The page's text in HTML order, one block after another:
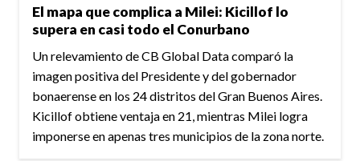
El mapa que complica a Milei: Kicillof lo
supera en casi todo el Conurbano
Un relevamiento de CB Global Data comparó la
imagen positiva del Presidente y del gobernador
bonaerense en los 24 distritos del Gran Buenos Aires.
Kicillof obtiene ventaja en 21, mientras Milei logra
imponerse en apenas tres municipios de la zona norte.